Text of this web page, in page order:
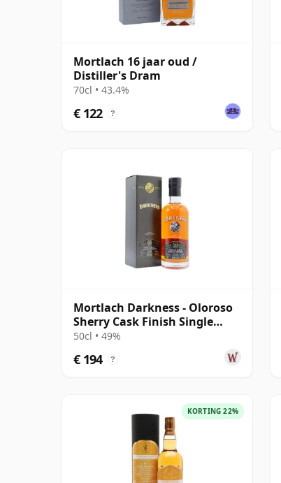
Mortlach 16 jaar oud /
Distiller's Dram
70cl • 43.4%
€ 122 ?
Mortlach Darkness - Oloroso
Sherry Cask Finish Single
Malt 20 jaar oud
50cl • 49%
€ 194 ?
KORTING 22%